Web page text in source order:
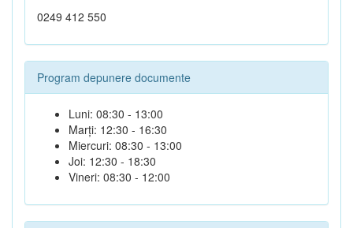
0249 412 550
Program depunere documente
Luni: 08:30 - 13:00
Marți: 12:30 - 16:30
Miercuri: 08:30 - 13:00
Joi: 12:30 - 18:30
Vineri: 08:30 - 12:00